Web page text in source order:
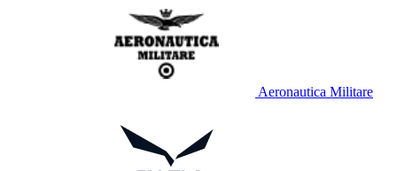
Aeronautica Militare